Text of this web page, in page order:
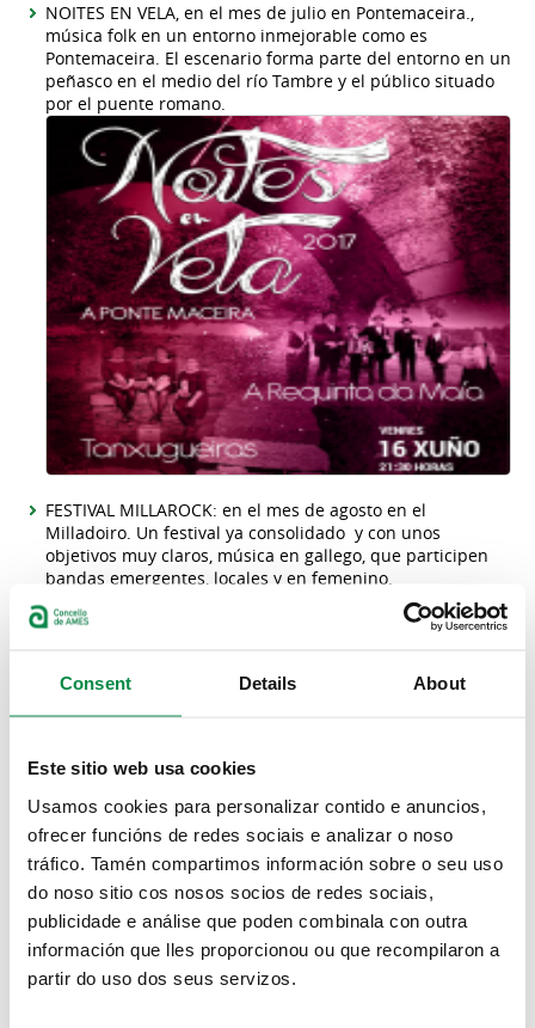
Consent Details About
Este sitio web usa cookies
Usamos cookies para personalizar contido e anuncios,
ofrecer funcións de redes sociais e analizar o noso
tráfico. Tamén compartimos información sobre o seu uso
do noso sitio cos nosos socios de redes sociais,
publicidade e análise que poden combinala con outra
información que lles proporcionou ou que recompilaron a
partir do uso dos seus servizos.
NOITES EN VELA, en el mes de julio en Pontemaceira.,
música folk en un entorno inmejorable como es
Pontemaceira. El escenario forma parte del entorno en un
peñasco en el medio del río Tambre y el público situado
por el puente romano.
FESTIVAL MILLAROCK: en el mes de agosto en el
Milladoiro. Un festival ya consolidado y con unos
objetivos muy claros, música en gallego, que participen
bandas emergentes, locales y en femenino.